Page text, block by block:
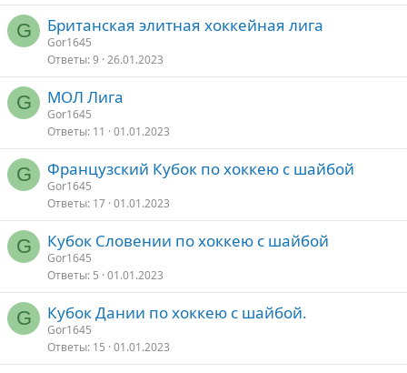
G Британская элитная хоккейная лига
Gor1645
Ответы 9 26.01.2023
G МОЛ Лига
Gor1645
Ответы 11 01.01.2023
G Французский Кубок по хоккею с шайбой
Gor1645
Ответы 17 01.01.2023
G Кубок Словении по хоккею с шайбой
Gor1645
Ответы 5 01.01.2023
G Кубок Дании по хоккею с шайбой.
Gor1645
Ответы 15 01.01.2023